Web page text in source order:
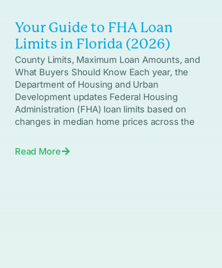
Your Guide to FHA Loan
Limits in Florida (2026)
County Limits, Maximum Loan Amounts, and
What Buyers Should Know Each year, the
Department of Housing and Urban
Development updates Federal Housing
Administration (FHA) loan limits based on
changes in median home prices across the
Read More